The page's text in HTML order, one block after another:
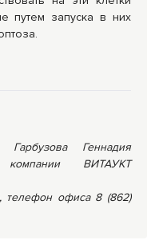
путем запуска в них
Гарбузова Геннадия
компании ВИТАУКТ
телефон офиса 8 (862)